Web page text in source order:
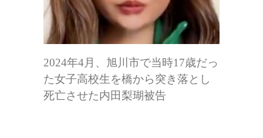
2024年4月、旭川市で当時17歳だっ
た女子高校生を橋から突き落とし
死亡させた内田梨瑚被告